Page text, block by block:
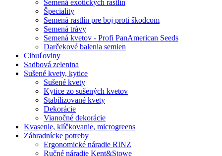
Semená exotických rastlín
Špeciality
Semená rastlín pre boj proti škodcom
Semená trávy
Semená kvetov - Profi PanAmerican Seeds
Darčekové balenia semien
Cibuľoviny
Sadbová zelenina
Sušené kvety, kytice
Sušené kvety
Kytice zo sušených kvetov
Stabilizované kvety
Dekorácie
Vianočné dekorácie
Kvasenie, klíčkovanie, microgreens
Záhradnícke potreby
Ergonomické náradie RINZ
Ručné náradie Kent&Stowe